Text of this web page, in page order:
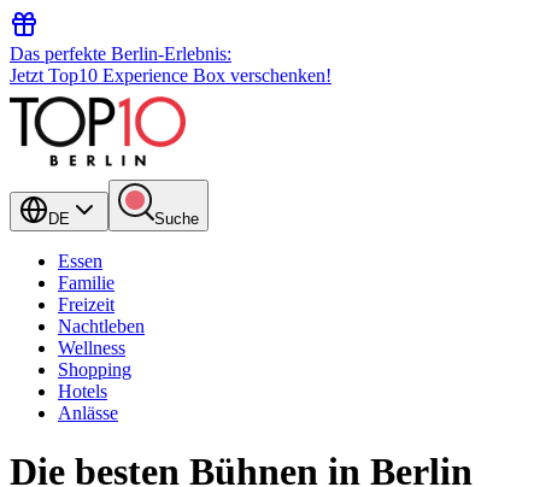
Das perfekte Berlin-Erlebnis:
Jetzt Top10 Experience Box verschenken!
DE Suche
Essen
Familie
Freizeit
Nachtleben
Wellness
Shopping
Hotels
Anlässe
Die besten Bühnen in Berlin